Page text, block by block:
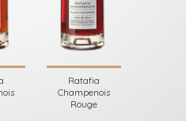
Ratafia
Champenois
Rouge